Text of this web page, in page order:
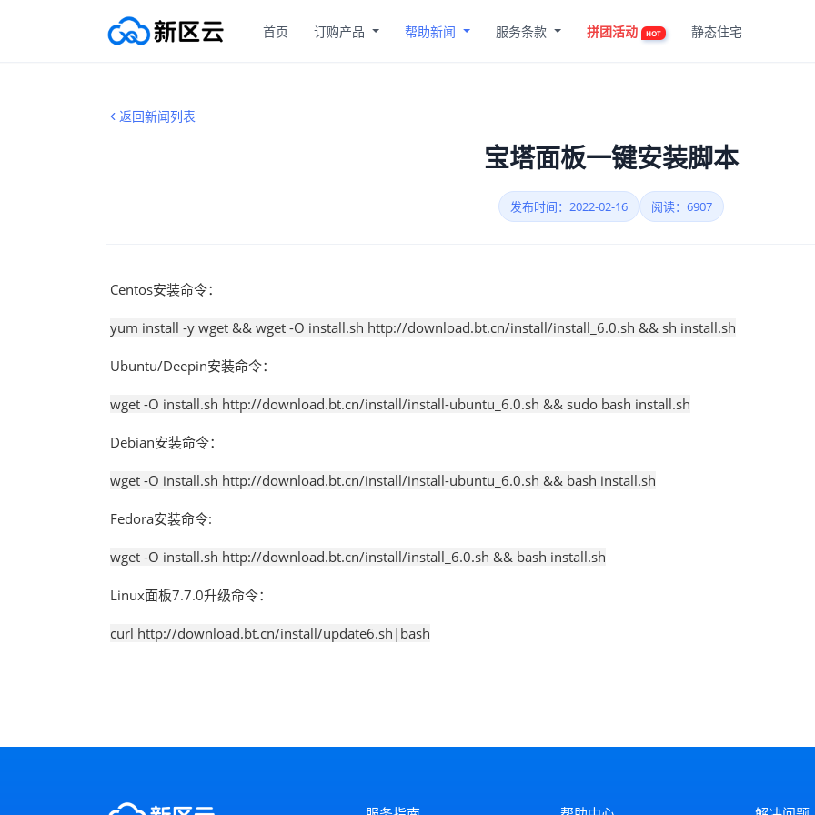
首页 订购产品 帮助新闻 服务条款 拼团活动 HOT 静态住宅
返回新闻列表
宝塔面板一键安装脚本
发布时间：2022-02-16 阅读：6907
Centos安装命令：
yum install -y wget && wget -O install.sh http://download.bt.cn/install/install_6.0.sh && sh install.sh
Ubuntu/Deepin安装命令：
wget -O install.sh http://download.bt.cn/install/install-ubuntu_6.0.sh && sudo bash install.sh
Debian安装命令：
wget -O install.sh http://download.bt.cn/install/install-ubuntu_6.0.sh && bash install.sh
Fedora安装命令:
wget -O install.sh http://download.bt.cn/install/install_6.0.sh && bash install.sh
Linux面板7.7.0升级命令：
curl http://download.bt.cn/install/update6.sh|bash